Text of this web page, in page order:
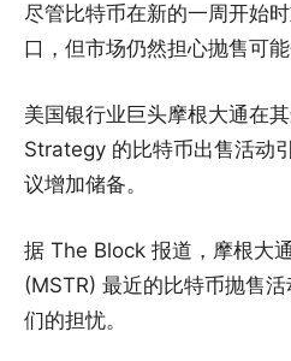
尽管比特币在新的一周开始
口，但市场仍然担心抛售可能
美国银行业巨头摩根大通在
Strategy 的比特币出售活动
议增加储备。
据 The Block 报道，摩根大
(MSTR) 最近的比特币抛售
们的担忧。